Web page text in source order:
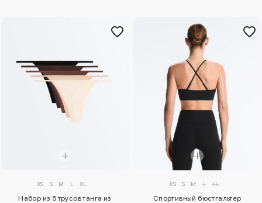
XS S M L XL
Набор из 5 трусов танга из
XS S M L XL
Спортивный бюстгальтер